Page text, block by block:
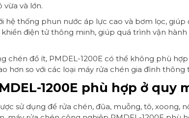
vừa và lớn.
thống phun nước áp lực cao và bơm lọc, giúp
điện tử thông minh, giúp quá trình vận
đồ ít, PMDEL-1200E có thể không phù
hơn so với các loại máy rửa chén gia đình thông
1200E phù hợp ở quy
sử dụng để rửa chén, đũa, muỗng, tô, xoong,